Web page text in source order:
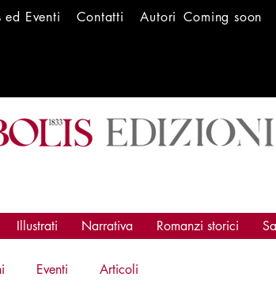
ed Eventi Contatti Autori Coming soon
Illustrati Narrativa Romanzi storici
Eventi Articoli